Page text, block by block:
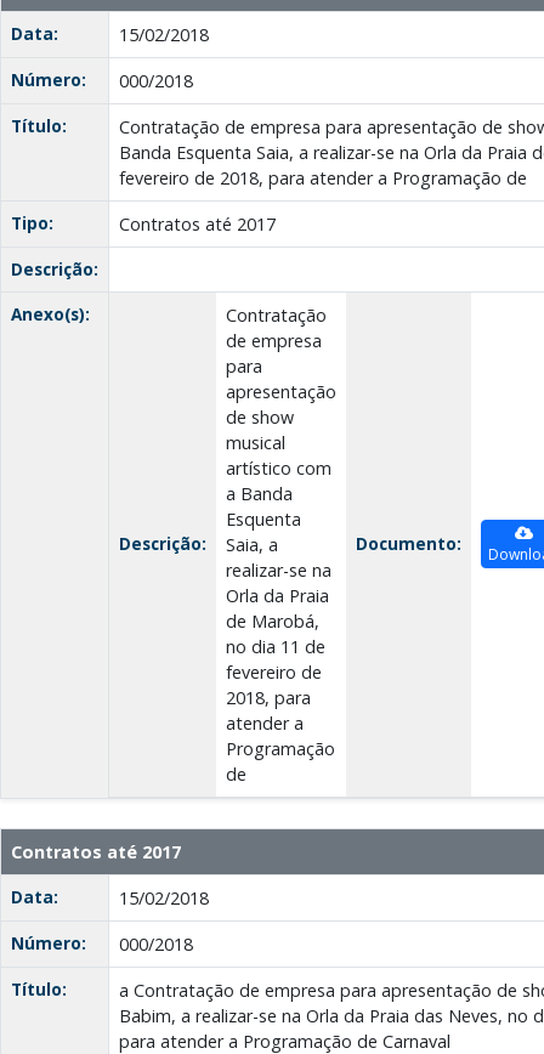
Data:
15/02/2018
Número:
000/2018
Título:
Contratação de empresa para apresentação de
Banda Esquenta Saia, a realizar-se na Orla da Praia
fevereiro de 2018, para atender a Programação de
Tipo:
Contratos até 2017
Descrição:
Anexo(s):
Descrição:
Contratação
de empresa
para
apresentação
de show
musical
artístico com
a Banda
Esquenta
Saia, a
realizar-se na
Orla da Praia
de Marobá,
no dia 11 de
fevereiro de
2018, para
atender a
Programação
de
Documento:
Contratos até 2017
Data:
15/02/2018
Número:
000/2018
Título:
a Contratação de empresa para apresentação de
Babim, a realizar-se na Orla da Praia das Neves, no
para atender a Programação de Carnaval